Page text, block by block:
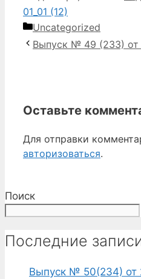
01_01 (12)
Рубрики
Uncategorized
Выпуск № 49 (233) от
Оставьте
Для отправки
авторизоваться.
Поиск
Последние
Выпуск № 50(234) от